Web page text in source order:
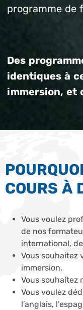
programme de
Des
identiques à
immersion, et
COURS À
Vous voulez
de nos
international,
Vous souhaitez
immersion.
Vous souhaitez
Vous voulez
l’anglais,